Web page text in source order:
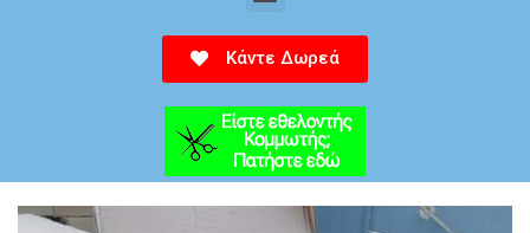
Κάντε Δωρεά